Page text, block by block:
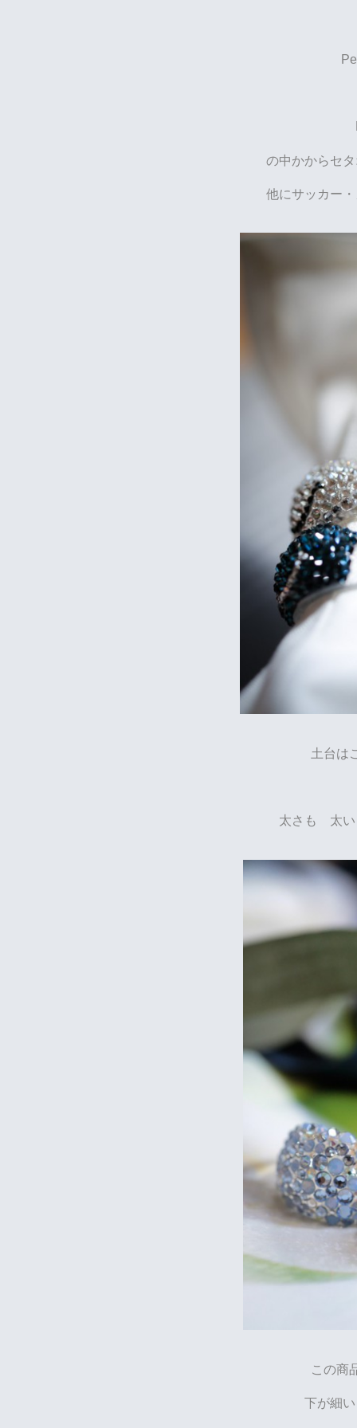
の中かからセ
他にサッカー
土台は
太さも 太い
この商
下が細